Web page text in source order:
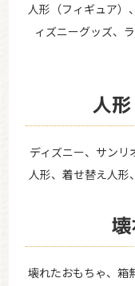
人形（フィギュア）
ィズニーグッズ、
人
ディズニー、サンリ
人形、着せ替え人形
壊れたおもちゃ、箱